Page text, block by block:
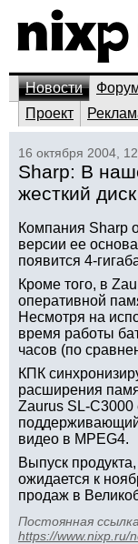
Новости
Проект
16 октября 2004,
Sharp: В
жесткий диск
Компания Sharp
версии ее
появится 4-
Кроме того, в
оперативной
Несмотря на
время работы
часов (по
КПК
расширения
Zaurus SL-C3000
видео в MPEG4.
Выпуск
ожидается к
продаж в
Постоянная
https://www.nixp.ru/